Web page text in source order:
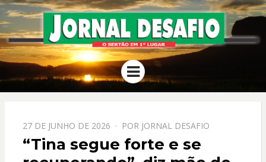
JORNAL
DESAFIO
O Sertão em 1º Lugar
Menu
PPOSTADO
EM
27 DE JUNHO DE 2026 POR JORNAL DESAFIO
“Tina segue forte e se